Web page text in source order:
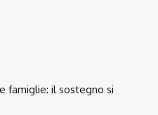
famiglie: il sostegno si